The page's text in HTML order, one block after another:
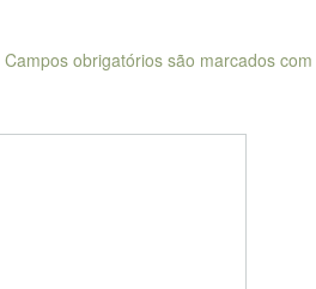
Campos obrigatórios são marcados com